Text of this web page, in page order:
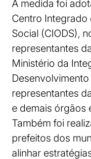
A medida foi
Centro Integrado
Social (CIODS),
representantes
Ministério da
representantes
e demais órgãos
Também foi
prefeitos dos
alinhar